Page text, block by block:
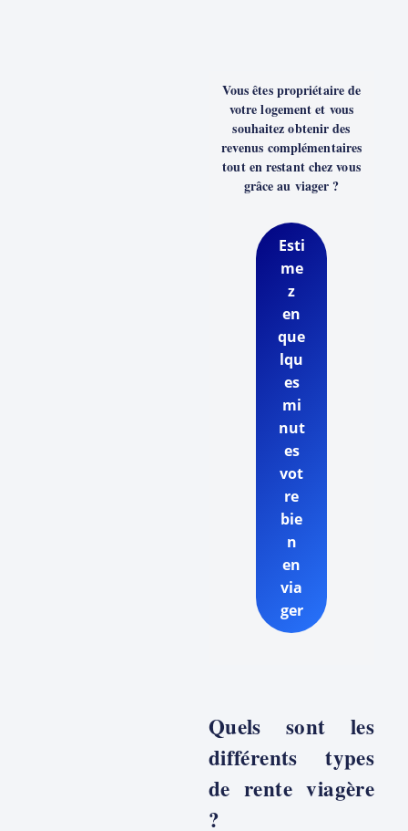
Vous êtes propriétaire de
votre logement et vous
souhaitez obtenir des
revenus complémentaires
tout en restant chez vous
grâce au viager ?
Esti
me
z
en
que
lqu
es
mi
nut
es
vot
re
bie
n
en
via
ger
Quels sont les
différents types
de rente viagère
?